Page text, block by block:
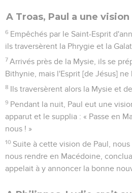
A Troas, Paul a une vision
6 Empêchés par le Saint-Esprit
ils traversèrent la Phrygie et la
7 Arrivés près de la Mysie, ils se
Bithynie, mais l'Esprit [de Jésus] ne
8 Ils traversèrent alors la Mysie et
9 Pendant la nuit, Paul eut une
apparut et le supplia : « Passe en
nous ! »
10 Suite à cette vision de Paul,
nous rendre en Macédoine,
appelait à y annoncer la bonne